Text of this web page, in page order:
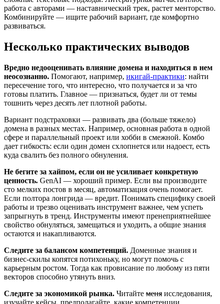
работа с авторами — наставнический трек, растет менторство.
Комбинируйте — ищите рабочий вариант, где комфортно
развиваться.
Несколько практических выводов
Вредно недооценивать влияние домена и находиться в нем
неосознанно. Помогают, например, икигай-практики: найти
пересечение того, что интересно, что получается и за что
готовы платить. Главное — признаться, будет ли от темы
тошнить через десять лет плотной работы.
Вариант подстраховки — развивать два (больше тяжело)
домена в разных местах. Например, основная работа в одной
сфере и параллельный проект или хобби в смежной. Комбо
дает гибкость: если один домен схлопнется или надоест, есть
куда свалить без полного обнуления.
Не бегите за хайпом, если он не усиливает конкретную
ценность. GenAI — хороший пример. Если вы производите
сто мелких постов в месяц, автоматизация очень помогает.
Если полтора лонгрида — вредит. Понимать специфику своей
работы и трезво оценивать инструмент важнее, чем успеть
запрыгнуть в тренд. Инструменты имеют пренеприятнейшее
свойство обнуляться, замещаться и уходить, а общие знания
остаются и накапливаются.
Следите за балансом компетенций. Доменные знания и
бизнес-скилы копятся потихоньку, но могут помочь с
карьерным ростом. Тогда как провисание по любому из пяти
векторов способно утянуть вниз.
Следите за экономикой рынка. Читайте меня исследования,
изучайте кейсы, предполагайте, какие компетенции